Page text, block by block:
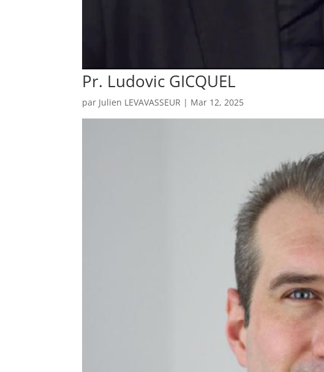
Pr. Ludovic GICQUEL
par Julien LEVAVASSEUR | Mar 12, 2025